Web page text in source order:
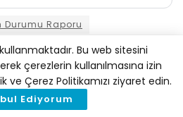
Durumu Raporu
Meteoroloji Örgütü
Genel Sekreteri Petteri Taalas
kuraklık
Bu web sitesini
çerezlerin kullanılmasına izin
ve Çerez Politikamızı ziyaret edin.
Ediyorum